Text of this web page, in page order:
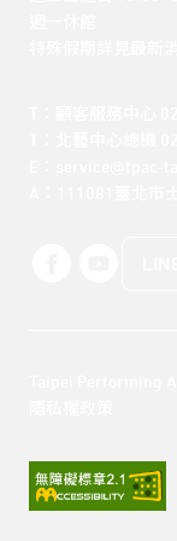
Taipei Performing